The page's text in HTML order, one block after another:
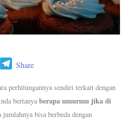
T
l
e
g
Share
perhitungannya sendiri terkait dengan
bertanyaberapa umurmu jika di
bisa berbeda dengan